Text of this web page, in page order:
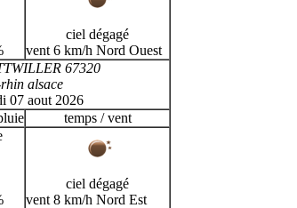
ciel dégagé
vent 6 km/h Nord Ouest
67320
alsace
07 aout 2026
temps / vent
ciel dégagé
vent 8 km/h Nord Est